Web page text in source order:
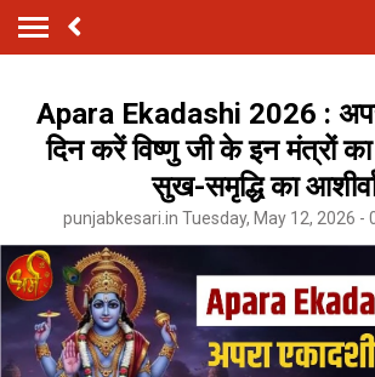
Apara Ekadashi 2026 :
दिन करें विष्णु जी के इन मंत्रों
सुख-समृद्धि का
punjabkesari.in Tuesday, May 12, 2026 -